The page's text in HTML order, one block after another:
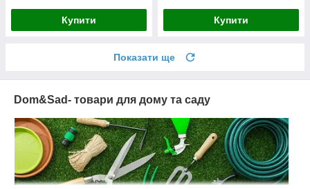
Купити Купити
Показати ще
Dom&Sad- товари для дому та саду